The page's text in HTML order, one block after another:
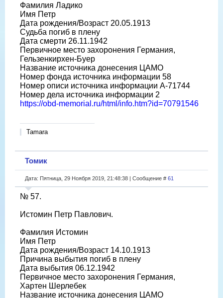
Фамилия Ладико
Имя Петр
Дата рождения/Возраст 20.05.1913
Судьба погиб в плену
Дата смерти 26.11.1942
Первичное место захоронения Германия,
Гельзенкирхен-Буер
Название источника донесения ЦАМО
Номер фонда источника информации 58
Номер описи источника информации A-71744
Номер дела источника информации 2
https://obd-memorial.ru/html/info.htm?id=70791546
Tamara
Томик
Дата: Пятница, 29 Ноября 2019, 21:48:38 | Сообщение # 61
№ 57.
Истомин Петр Павлович.
Фамилия Истомин
Имя Петр
Дата рождения/Возраст 14.10.1913
Причина выбытия погиб в плену
Дата выбытия 06.12.1942
Первичное место захоронения Германия,
Хартен Шерлебек
Название источника донесения ЦАМО